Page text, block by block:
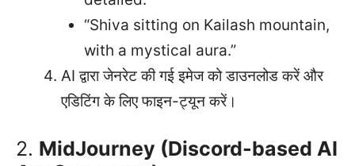
“Shiva sitting on Kailash mountain,
with a mystical aura.”
AI द्वारा जेनरेट की गई इमेज को डाउनलोड करें और
एडिटिंग के लिए फाइन-ट्यून करें।
2. MidJourney (Discord-based AI